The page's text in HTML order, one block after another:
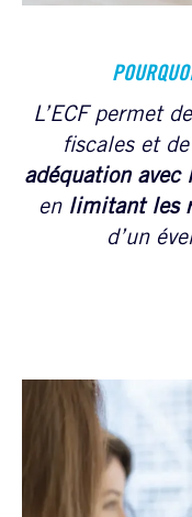
L’ECF permet de
fiscales et
adéquation avec
en limitant les
d’un